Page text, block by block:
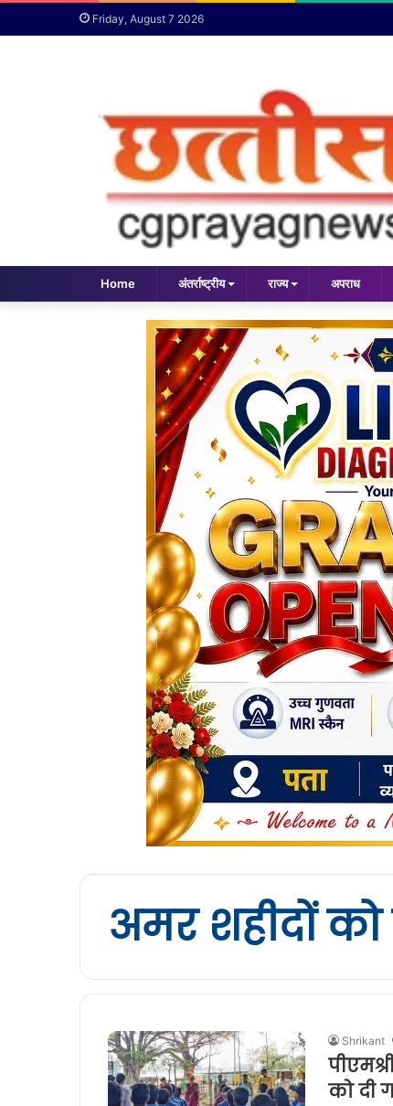
Friday, August 7 2026
Home अंतर्राष्ट्रीय राज्य अपराध
अमर शहीदों को
Shrikant
को दी